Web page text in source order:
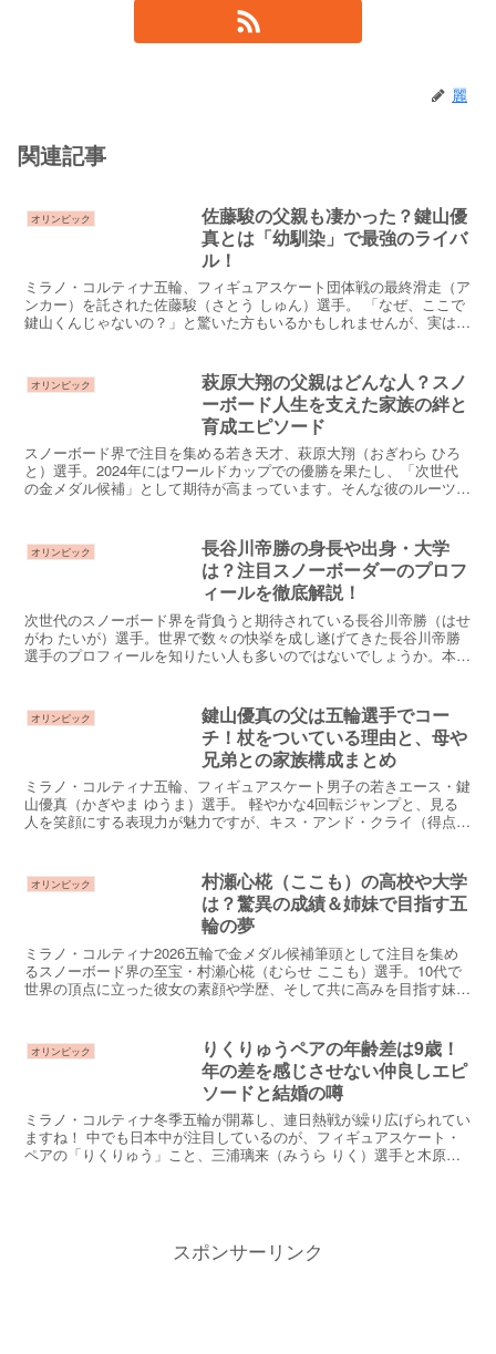
麗
関連記事
オリンピック
佐藤駿の父親も凄かった？鍵山優
真とは「幼馴染」で最強のライバ
ル！
ミラノ・コルティナ五輪、フィギュアスケート団体戦の最終滑走（ア
ンカー）を託された佐藤駿（さとう しゅん）選手。 「なぜ、ここで
鍵山くんじゃないの？」と驚いた方もいるかもしれませんが、実は彼
オリンピック
萩原大翔の父親はどんな人？スノ
ーボード人生を支えた家族の絆と
育成エピソード
スノーボード界で注目を集める若き天才、萩原大翔（おぎわら ひろ
と）選手。2024年にはワールドカップでの優勝を果たし、「次世代
の金メダル候補」として期待が高まっています。そんな彼のルーツに
オリンピック
長谷川帝勝の身長や出身・大学
は？注目スノーボーダーのプロフ
ィールを徹底解説！
次世代のスノーボード界を背負うと期待されている長谷川帝勝（はせ
がわ たいが）選手。世界で数々の快挙を成し遂げてきた長谷川帝勝
選手のプロフィールを知りたい人も多いのではないでしょうか。本記
オリンピック
鍵山優真の父は五輪選手でコー
チ！杖をついている理由と、母や
兄弟との家族構成まとめ
ミラノ・コルティナ五輪、フィギュアスケート男子の若きエース・鍵
山優真（かぎやま ゆうま）選手。 軽やかな4回転ジャンプと、見る
人を笑顔にする表現力が魅力ですが、キス・アンド・クライ（得点発
オリンピック
村瀬心椛（ここも）の高校や大学
は？驚異の成績＆姉妹で目指す五
輪の夢
ミラノ・コルティナ2026五輪で金メダル候補筆頭として注目を集め
るスノーボード界の至宝・村瀬心椛（むらせ ここも）選手。10代で
世界の頂点に立った彼女の素顔や学歴、そして共に高みを目指す妹・
オリンピック
りくりゅうペアの年齢差は9歳！
年の差を感じさせない仲良しエピ
ソードと結婚の噂
ミラノ・コルティナ冬季五輪が開幕し、連日熱戦が繰り広げられてい
ますね！ 中でも日本中が注目しているのが、フィギュアスケート・
ペアの「りくりゅう」こと、三浦璃来（みうら りく）選手と木原龍
スポンサーリンク